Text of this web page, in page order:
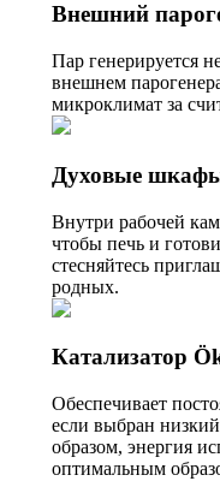
Внешний
Пар генерируется
внешнем
микроклимат за
Духовые
Внутри рабочей
чтобы печь и
стесняйтесь
родных.
Катализатор
Обеспечивает
если выбран
образом, энергия
оптимальным